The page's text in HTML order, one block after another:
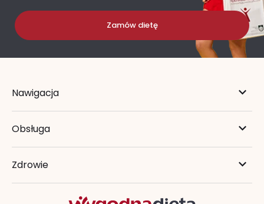
Zamów dietę
Nawigacja
Obsługa
Zdrowie